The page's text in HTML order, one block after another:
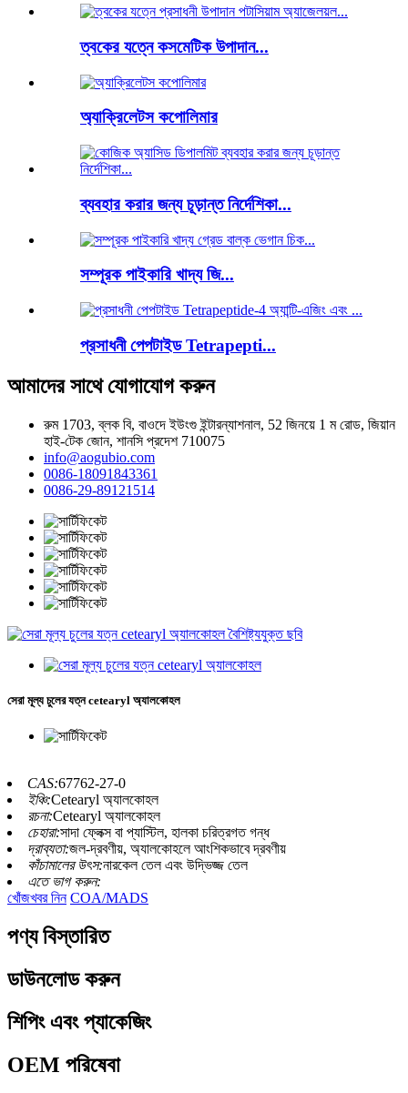
ত্বকের যত্নে কসমেটিক উপাদান...
অ্যাক্রিলেটস কপোলিমার
ব্যবহার করার জন্য চূড়ান্ত নির্দেশিকা...
সম্পূরক পাইকারি খাদ্য জি...
প্রসাধনী পেপটাইড Tetrapepti...
আমাদের সাথে যোগাযোগ করুন
রুম 1703, ব্লক বি, বাওদে ইউংগু ইন্টারন্যাশনাল, 52 জিনয়ে 1 ম রোড, জিয়ান
হাই-টেক জোন, শানসি প্রদেশ 710075
info@aogubio.com
0086-18091843361
0086-29-89121514
সেরা মূল্য চুলের যত্ন cetearyl অ্যালকোহল
CAS:67762-27-0
ইঞ্চি:Cetearyl অ্যালকোহল
রচনা:Cetearyl অ্যালকোহল
চেহারা:সাদা ফ্লেক্স বা প্যাস্টিল, হালকা চরিত্রগত গন্ধ
দ্রাব্যতা:জল-দ্রবণীয়, অ্যালকোহলে আংশিকভাবে দ্রবণীয়
কাঁচামালের উৎস:নারকেল তেল এবং উদ্ভিজ্জ তেল
এতে ভাগ করুন:
খোঁজখবর নিন COA/MADS
পণ্য বিস্তারিত
ডাউনলোড করুন
শিপিং এবং প্যাকেজিং
OEM পরিষেবা